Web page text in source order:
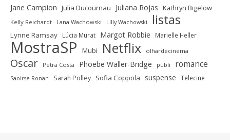
Jane Campion Julia Ducournau Juliana Rojas Kathryn Bigelow
Kelly Reichardt Lana Wachowski Lilly Wachowski listas
Lynne Ramsay Lúcia Murat Margot Robbie Marielle Heller
MostraSP Mubi Netflix olhardecinema
Oscar Petra Costa Phoebe Waller-Bridge publi romance
Saoirse Ronan Sarah Polley Sofia Coppola suspense Telecine